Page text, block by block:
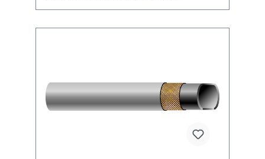
Vorwärmschlauch oder für Standheizungen,
Aluminium